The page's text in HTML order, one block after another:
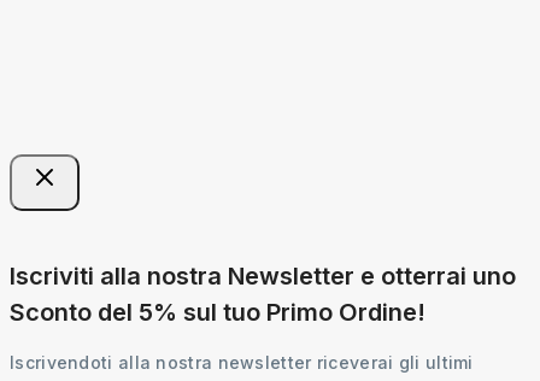
Iscriviti alla nostra Newsletter e otterrai uno
Sconto del 5% sul tuo Primo Ordine!
Iscrivendoti alla nostra newsletter riceverai gli ultimi